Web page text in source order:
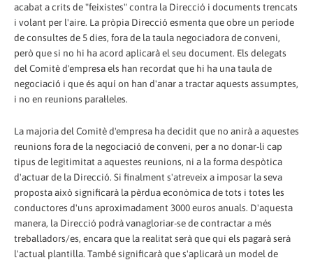
acabat a crits de "feixistes" contra la Direcció i documents trencats
i volant per l'aire. La pròpia Direcció esmenta que obre un període
de consultes de 5 dies, fora de la taula negociadora de conveni,
però que si no hi ha acord aplicarà el seu document. Els delegats
del Comitè d'empresa els han recordat que hi ha una taula de
negociació i que és aquí on han d'anar a tractar aquests assumptes,
i no en reunions paral·leles.
La majoria del Comitè d'empresa ha decidit que no anirà a aquestes
reunions fora de la negociació de conveni, per a no donar-li cap
tipus de legitimitat a aquestes reunions, ni a la forma despòtica
d'actuar de la Direcció. Si finalment s'atreveix a imposar la seva
proposta això significarà la pèrdua econòmica de tots i totes les
conductores d'uns aproximadament 3000 euros anuals. D'aquesta
manera, la Direcció podrà vanagloriar-se de contractar a més
treballadors/es, encara que la realitat serà que qui els pagarà serà
l'actual plantilla. També significarà que s'aplicarà un model de